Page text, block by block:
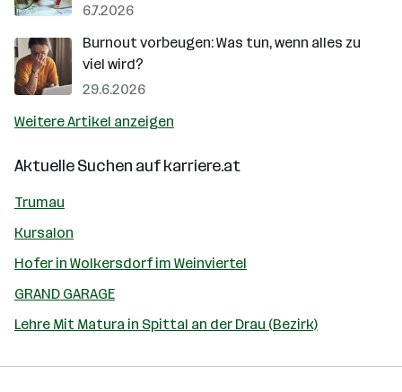
6.7.2026
Burnout vorbeugen: Was tun, wenn alles zu
viel wird?
29.6.2026
Weitere Artikel anzeigen
Aktuelle Suchen aufkarriere.at
Trumau
Kursalon
Hofer in Wolkersdorf im Weinviertel
GRAND GARAGE
Lehre Mit Matura in Spittal an der Drau (Bezirk)